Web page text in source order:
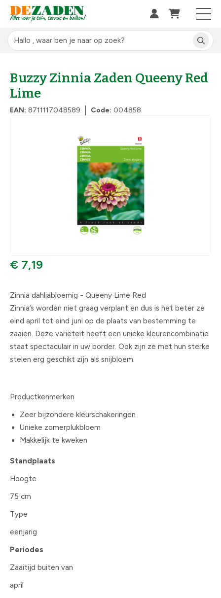
Buzzy Zinnia Zaden Queeny Red
Lime
EAN: 8711117048589 Code: 004858
€ 7,19
Zinnia dahliabloemig - Queeny Lime Red
Zinnia’s worden niet graag verplant en dus is het beter ze
eind april tot eind juni op de plaats van bestemming te
zaaien. Deze variëteit heeft een unieke kleurencombinatie
staat spectaculair in uw border. Ook zijn ze met hun sterke
stelen erg geschikt zijn als snijbloem.
Productkenmerken
Zeer bijzondere kleurschakeringen
Unieke zomerplukbloem
Makkelijk te kweken
Standplaats
Hoogte
75 cm
Type
eenjarig
Periodes
Zaaitijd buiten van
april